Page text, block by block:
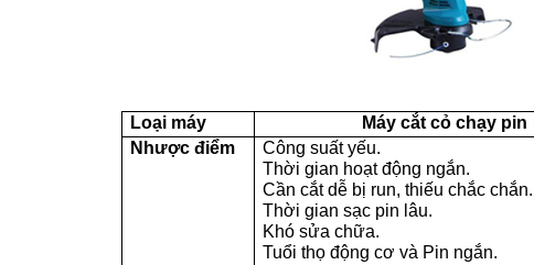
Loại máy Máy cắt cỏ chạy pin
Nhược điểm
Công suất yếu.
Thời gian hoạt động ngắn.
Cần cắt dễ bị run, thiếu chắc chắn.
Thời gian sạc pin lâu.
Khó sửa chữa.
Tuổi thọ động cơ và Pin ngắn.